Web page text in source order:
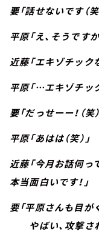
要「話せないです（笑
平原「え、そうです
近藤「エキゾチック
平原「…エキゾチッ
要「だっせーー！（笑
平原「あはは（笑）」
近藤「今月お話伺っ
本当面白いです！」
要「平原さんも目
やばい、攻撃され